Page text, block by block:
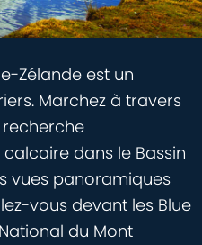
Zélande est un
Marchez à travers
dans le Bassin
vues panoramiques
vous devant les Blue
du Mont